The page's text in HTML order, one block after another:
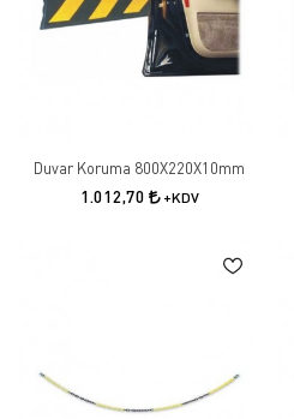
Duvar Koruma 800X220X10mm
1.012,70 +KDV